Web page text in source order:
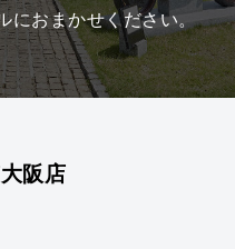
におまかせください。
阪店